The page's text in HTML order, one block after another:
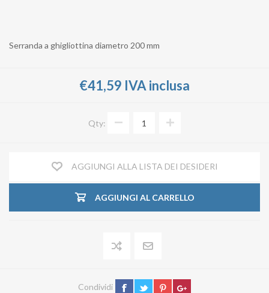
Serranda a ghigliottina diametro 200 mm
€41,59 IVA inclusa
Qty:
AGGIUNGI ALLA LISTA DEI DESIDERI
AGGIUNGI AL CARRELLO
Condividi